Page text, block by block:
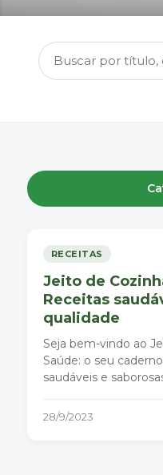
RECEITAS
Jeito de
Receitas
qualidade
Seja bem-vindo ao
Saúde: o seu
saudáveis e
28/9/2023